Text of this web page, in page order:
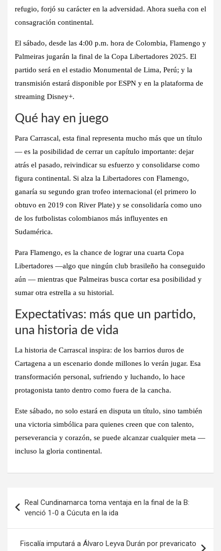
refugio, forjó su carácter en la adversidad. Ahora sueña con el
consagración continental.
El sábado, desde las 4:00 p.m. hora de Colombia, Flamengo y
Palmeiras jugarán la final de la Copa Libertadores 2025. El
partido será en el estadio Monumental de Lima, Perú; y la
transmisión estará disponible por ESPN y en la plataforma de
streaming Disney+.
Qué hay en juego
Para Carrascal, esta final representa mucho más que un título
— es la posibilidad de cerrar un capítulo importante: dejar
atrás el pasado, reivindicar su esfuerzo y consolidarse como
figura continental. Si alza la Libertadores con Flamengo,
ganaría su segundo gran trofeo internacional (el primero lo
obtuvo en 2019 con River Plate) y se consolidaría como uno
de los futbolistas colombianos más influyentes en
Sudamérica.
Para Flamengo, es la chance de lograr una cuarta Copa
Libertadores —algo que ningún club brasileño ha conseguido
aún — mientras que Palmeiras busca cortar esa posibilidad y
sumar otra estrella a su historial.
Expectativas: más que un partido,
una historia de vida
La historia de Carrascal inspira: de los barrios duros de
Cartagena a un escenario donde millones lo verán jugar. Esa
transformación personal, sufriendo y luchando, lo hace
protagonista tanto dentro como fuera de la cancha.
Este sábado, no solo estará en disputa un título, sino también
una victoria simbólica para quienes creen que con talento,
perseverancia y corazón, se puede alcanzar cualquier meta —
incluso la gloria continental.
de
entradas
Real Cundinamarca toma ventaja en la final de la B:
venció 1-0 a Cúcuta en la ida
Fiscalía imputará a Álvaro Leyva Durán por prevaricato